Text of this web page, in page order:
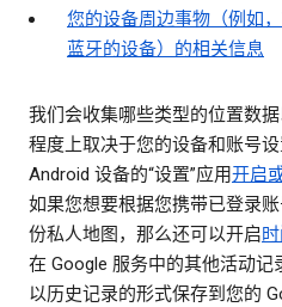
您的设备周边事物（例如
蓝牙的设备）的相关信息
我们会收集哪些类型的位置数
程度上取决于您的设备和账号
Android 设备的“设置”应用开启
如果您想要根据您携带已登录
份私人地图，那么还可以开启
在 Google 服务中的其他活动
以历史记录的形式保存到您的